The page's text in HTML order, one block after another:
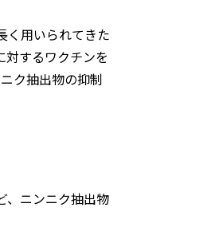
く用いられてきた
するワクチンを
ク抽出物の抑制
、ニンニク抽出物